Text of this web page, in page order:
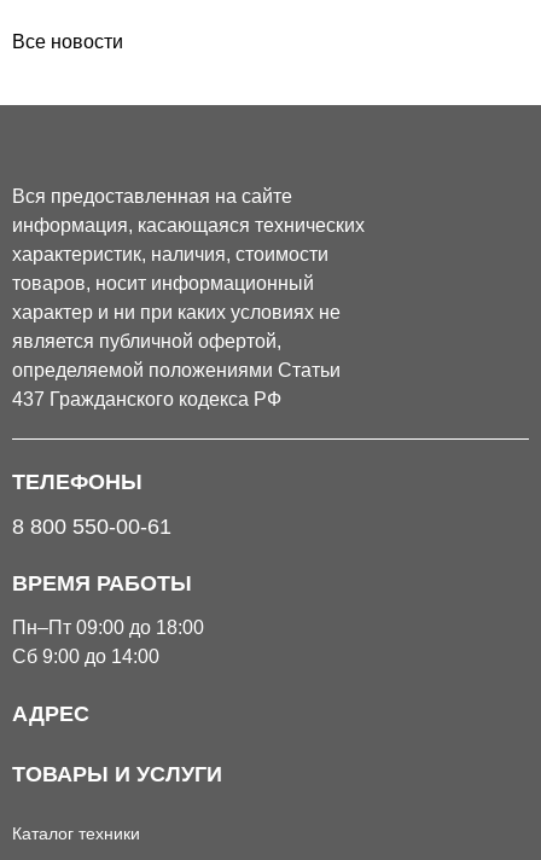
Все новости
Вся предоставленная на сайте
информация, касающаяся технических
характеристик, наличия, стоимости
товаров, носит информационный
характер и ни при каких условиях не
является публичной офертой,
определяемой положениями Статьи
437 Гражданского кодекса РФ
ТЕЛЕФОНЫ
8 800 550-00-61
ВРЕМЯ РАБОТЫ
Пн–Пт 09:00 до 18:00
Сб 9:00 до 14:00
АДРЕС
ТОВАРЫ И УСЛУГИ
Каталог техники